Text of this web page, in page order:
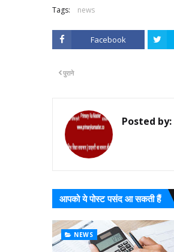
Tags: news
Facebook
पुराने
Posted by:
आपको ये पोस्ट पसंद आ सकती हैं
NEWS